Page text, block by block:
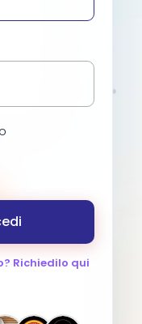
Richiedilo qui